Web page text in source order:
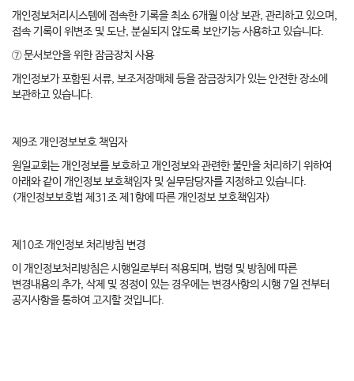
개인정보처리시스템에 접속한 기록을 최소 6개월 이상 보관, 관리하고 있으며,
접속 기록이 위변조 및 도난, 분실되지 않도록 보안기능 사용하고 있습니다.
⑦ 문서보안을 위한 잠금장치 사용
개인정보가 포함된 서류, 보조저장매체 등을 잠금장치가 있는 안전한 장소에
보관하고 있습니다.
제9조 개인정보보호 책임자
원일교회는 개인정보를 보호하고 개인정보와 관련한 불만을 처리하기 위하여
아래와 같이 개인정보 보호책임자 및 실무담당자를 지정하고 있습니다.
(개인정보보호법 제31조 제1항에 따른 개인정보 보호책임자)
제10조 개인정보 처리방침 변경
이 개인정보처리방침은 시행일로부터 적용되며, 법령 및 방침에 따른
변경내용의 추가, 삭제 및 정정이 있는 경우에는 변경사항의 시행 7일 전부터
공지사항을 통하여 고지할 것입니다.